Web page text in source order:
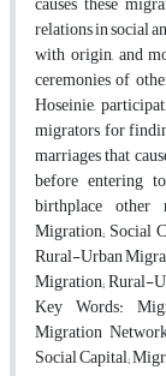
relations in social
with origin, and
ceremonies of
Hoseinie,
migrators for
marriages that
before entering
birthplace other
Migration; Social
Rural-Urban
Migration; Rural-
Key Words:
Migration
Social Capital;